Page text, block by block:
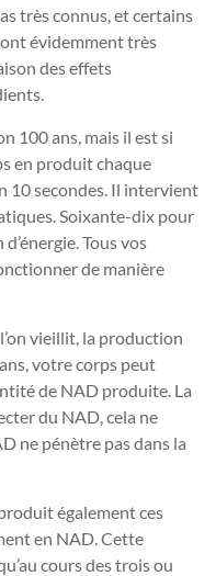
très connus, et certains
évidemment très
des effets
100 ans, mais il est si
en produit chaque
10 secondes. Il intervient
Soixante-dix pour
Tous vos
de manière
vieillit, la production
votre corps peut
de NAD produite. La
du NAD, cela ne
ne pénètre pas dans la
également ces
en NAD. Cette
cours des trois ou